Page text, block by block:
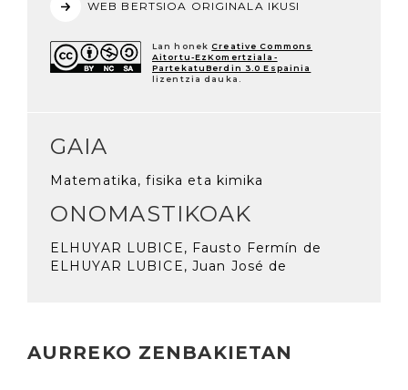
WEB BERTSIOA ORIGINALA IKUSI
Lan honek Creative Commons
Aitortu-EzKomertziala-
PartekatuBerdin 3.0 Espainia
lizentzia dauka.
GAIA
Matematika, fisika eta kimika
ONOMASTIKOAK
ELHUYAR LUBICE, Fausto Fermín de
ELHUYAR LUBICE, Juan José de
AURREKO ZENBAKIETAN